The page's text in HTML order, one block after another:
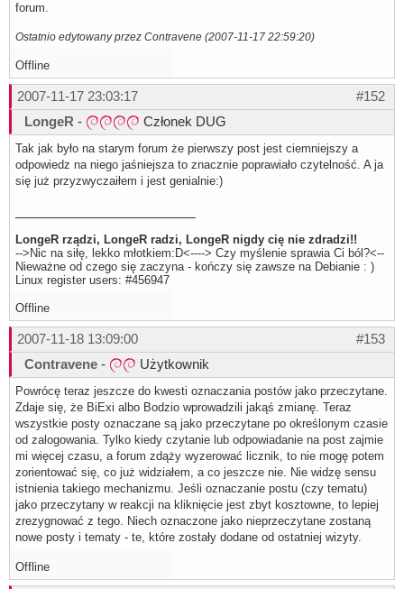
forum.
Ostatnio edytowany przez Contravene (2007-11-17 22:59:20)
Offline
#152
2007-11-17 23:03:17
LongeR - Członek DUG
Tak jak było na starym forum że pierwszy post jest ciemniejszy a
odpowiedz na niego jaśniejsza to znacznie poprawiało czytelność. A ja
się już przyzwyczaiłem i jest genialnie:)
LongeR rządzi, LongeR radzi, LongeR nigdy cię nie zdradzi!!
-->Nic na siłę, lekko młotkiem:D<----> Czy myślenie sprawia Ci ból?<--
Nieważne od czego się zaczyna - kończy się zawsze na Debianie : )
Linux register users: #456947
Offline
#153
2007-11-18 13:09:00
Contravene - Użytkownik
Powrócę teraz jeszcze do kwesti oznaczania postów jako przeczytane.
Zdaje się, że BiExi albo Bodzio wprowadzili jakąś zmianę. Teraz
wszystkie posty oznaczane są jako przeczytane po określonym czasie
od zalogowania. Tylko kiedy czytanie lub odpowiadanie na post zajmie
mi więcej czasu, a forum zdąży wyzerować licznik, to nie mogę potem
zorientować się, co już widziałem, a co jeszcze nie. Nie widzę sensu
istnienia takiego mechanizmu. Jeśli oznaczanie postu (czy tematu)
jako przeczytany w reakcji na kliknięcie jest zbyt kosztowne, to lepiej
zrezygnować z tego. Niech oznaczone jako nieprzeczytane zostaną
nowe posty i tematy - te, które zostały dodane od ostatniej wizyty.
Offline